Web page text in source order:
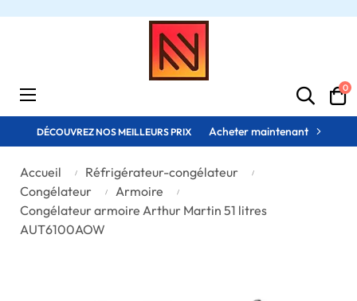
Basculer
la
navigation
☰ 0
DÉCOUVREZ NOS MEILLEURS PRIX Acheter maintenant
Accueil
Réfrigérateur-congélateur
Congélateur
Armoire
Congélateur armoire Arthur Martin 51 litres
AUT6100AOW